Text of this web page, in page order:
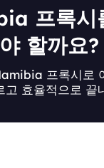
프록시
야 할까요?
프록시로
고 효율적으로 끝